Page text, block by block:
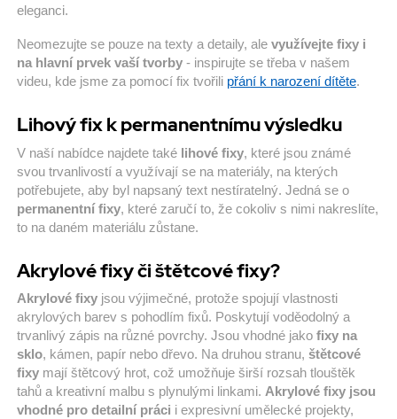
eleganci.
Neomezujte se pouze na texty a detaily, ale využívejte fixy i
na hlavní prvek vaší tvorby - inspirujte se třeba v našem
videu, kde jsme za pomocí fix tvořili přání k narození dítěte.
Lihový fix k permanentnímu výsledku
V naší nabídce najdete také lihové fixy, které jsou známé
svou trvanlivostí a využívají se na materiály, na kterých
potřebujete, aby byl napsaný text nestíratelný. Jedná se o
permanentní fixy, které zaručí to, že cokoliv s nimi nakreslíte,
to na daném materiálu zůstane.
Akrylové fixy či štětcové fixy?
Akrylové fixy jsou výjimečné, protože spojují vlastnosti
akrylových barev s pohodlím fixů. Poskytují voděodolný a
trvanlivý zápis na různé povrchy. Jsou vhodné jako fixy na
sklo, kámen, papír nebo dřevo. Na druhou stranu, štětcové
fixy mají štětcový hrot, což umožňuje širší rozsah tlouštěk
tahů a kreativní malbu s plynulými linkami. Akrylové fixy jsou
vhodné pro detailní práci i expresivní umělecké projekty,